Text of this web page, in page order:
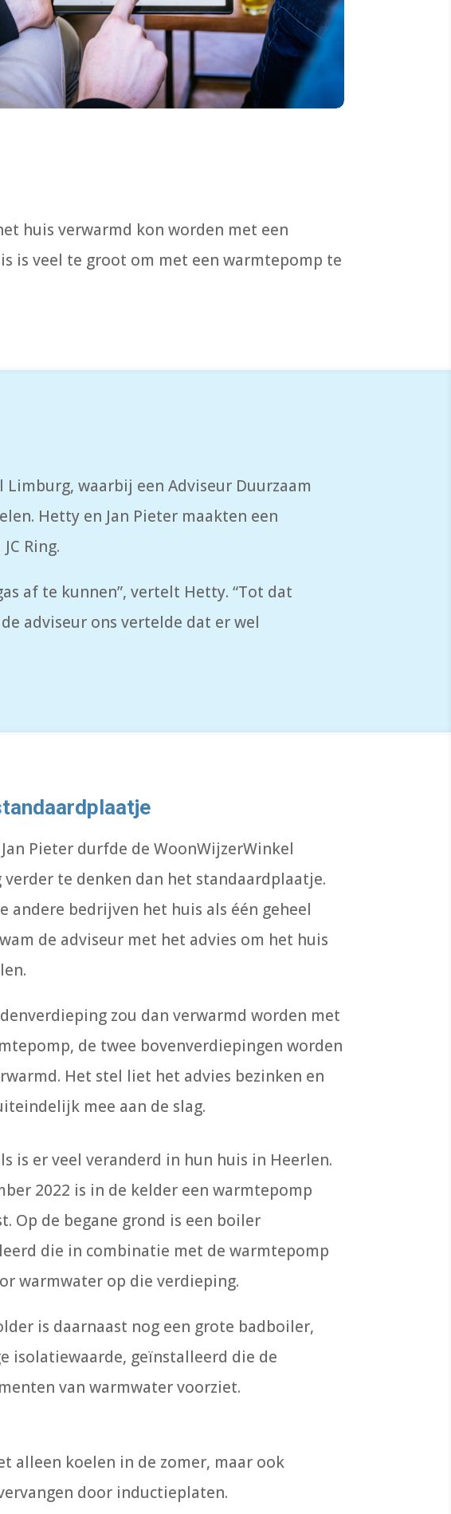
huis verwarmd kon worden met een
is veel te groot om met een warmtepomp te
waarbij een Adviseur Duurzaam
Hetty en Jan Pieter maakten een
Ring.
af te kunnen”, vertelt Hetty. “Tot dat
adviseur ons vertelde dat er wel
Pieter durfde de WoonWijzerWinkel
verder te denken dan het standaardplaatje.
andere bedrijven het huis als één geheel
de adviseur met het advies om het huis
zou dan verwarmd worden met
de twee bovenverdiepingen worden
Het stel liet het advies bezinken en
mee aan de slag.
is er veel veranderd in hun huis in Heerlen.
2022 is in de kelder een warmtepomp
Op de begane grond is een boiler
die in combinatie met de warmtepomp
warmwater op die verdieping.
is daarnaast nog een grote badboiler,
isolatiewaarde, geïnstalleerd die de
van warmwater voorziet.
alleen koelen in de zomer, maar ook
door inductieplaten.